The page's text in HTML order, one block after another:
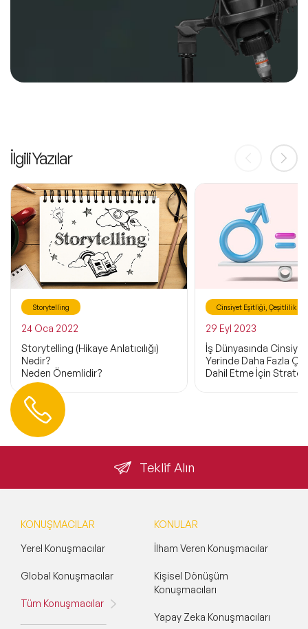
İlgili Yazılar
Storytelling
24 Oca 2022
Storytelling (Hikaye Anlatıcılığı)
Nedir?
Neden Önemlidir?
Cinsiyet Eşitliği, Çeşitlilik ve
29 Eyl 2023
İş Dünyasında
Yerinde Daha Fazla
Dahil Etme İçin
Teklif Alın
Hemen Ulaşın
KONUŞMACILAR
Yerel Konuşmacılar
Global Konuşmacılar
Tüm Konuşmacılar
KONULAR
İlham Veren Konuşmacılar
Kişisel Dönüşüm
Konuşmacıları
Yapay Zeka Konuşmacıları